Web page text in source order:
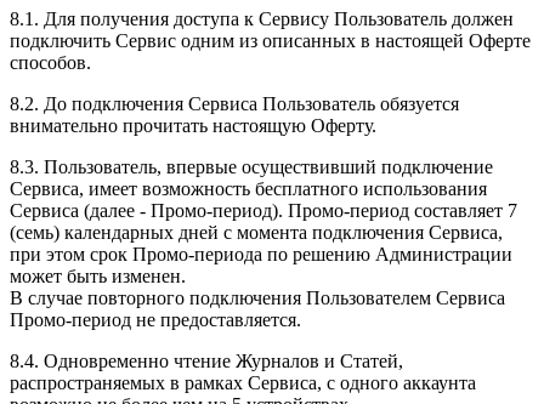
8.1. Для получения доступа к Сервису Пользователь должен
подключить Сервис одним из описанных в настоящей Оферте
способов.
8.2. До подключения Сервиса Пользователь обязуется
внимательно прочитать настоящую Оферту.
8.3. Пользователь, впервые осуществивший подключение
Сервиса, имеет возможность бесплатного использования
Сервиса (далее - Промо-период). Промо-период составляет 7
(семь) календарных дней с момента подключения Сервиса,
при этом срок Промо-периода по решению Администрации
может быть изменен.
В случае повторного подключения Пользователем Сервиса
Промо-период не предоставляется.
8.4. Одновременно чтение Журналов и Статей,
распространяемых в рамках Сервиса, с одного аккаунта